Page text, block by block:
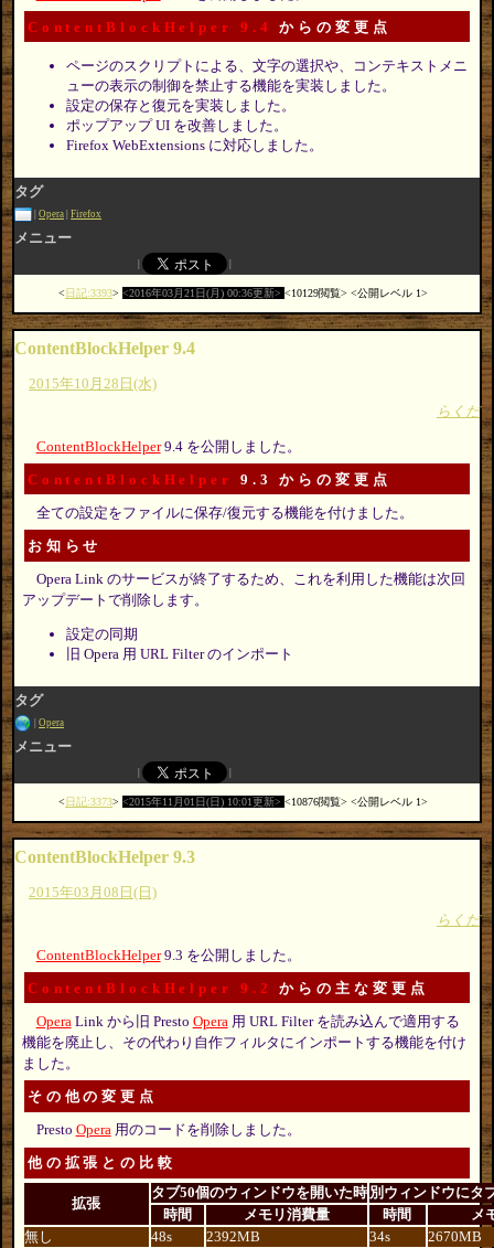
ContentBlockHelper 9.4 からの変更点
ページのスクリプトによる、文字の選択や、コンテキストメニ
ューの表示の制御を禁止する機能を実装しました。
設定の保存と復元を実装しました。
ポップアップ UI を改善しました。
Firefox WebExtensions に対応しました。
タグ
Opera Firefox
メニュー
日記:3393 2016年03月21日(月) 00:36更新 10129閲覧 公開レベル 1
ContentBlockHelper 9.4
2015年10月28日(水)
らくだ
ContentBlockHelper9.4 を公開しました。
ContentBlockHelper 9.3 からの変更点
全ての設定をファイルに保存/復元する機能を付けました。
お知らせ
Opera Link のサービスが終了するため、これを利用した機能は次回
アップデートで削除します。
設定の同期
旧 Opera 用 URL Filter のインポート
タグ
Opera
メニュー
日記:3373 2015年11月01日(日) 10:01更新 10876閲覧 公開レベル 1
ContentBlockHelper 9.3
2015年03月08日(日)
らくだ
ContentBlockHelper9.3 を公開しました。
ContentBlockHelper 9.2 からの主な変更点
Opera Link から旧 Presto Opera 用 URL Filter を読み込んで適用する
機能を廃止し、その代わり自作フィルタにインポートする機能を付け
ました。
その他の変更点
Presto Opera用のコードを削除しました。
他の拡張との比較
拡張
タブ50個のウィンドウを開いた時 別ウィンドウにタ
時間
メモリ消費量 時間
メ
無し
48s 2392MB 34s
2670MB